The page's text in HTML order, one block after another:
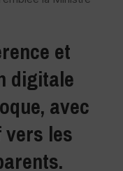
et
digitale
avec
les